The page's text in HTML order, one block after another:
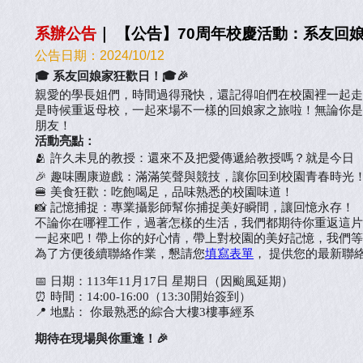
系辦公告 【公告】70周年校慶活動：系友回
公告日期： 2024/10/12
🎓 系友回娘家狂歡日！🎓🎉
親愛的學長姐們，時間過得飛快，還記得咱們在校園裡一起
是時候重返母校，一起來場不一樣的回娘家之旅啦！無論你
朋友！
活動亮點：
🫂 許久未見的教授：還來不及把愛傳遞給教授嗎？就是今日
🎉 趣味團康遊戲：滿滿笑聲與競技，讓你回到校園青春時光
🍔 美食狂歡：吃飽喝足，品味熟悉的校園味道！
📸 記憶捕捉：專業攝影師幫你捕捉美好瞬間，讓回憶永存！
不論你在哪裡工作，過著怎樣的生活，我們都期待你重返這
一起來吧！帶上你的好心情，帶上對校園的美好記憶，我們
為了方便後續聯絡作業，懇請您填寫表單 ， 提供您的最新聯
📅 日期：113年11月17日 星期日（因颱風延期）
⏰ 時間：14:00-16:00（13:30開始簽到）
📍 地點： 你最熟悉的綜合大樓3樓事經系
期待在現場與你重逢！🎉